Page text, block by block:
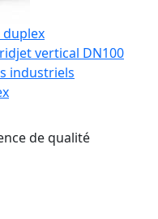
de qualité